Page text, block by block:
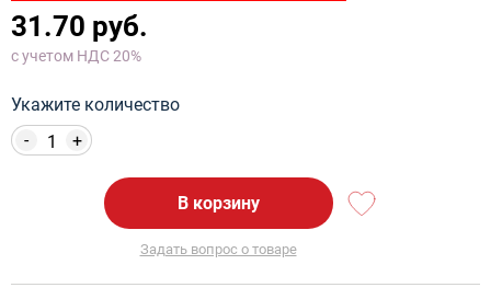
31.70 руб.
с учетом НДС 20%
Укажите количество
+
-
В корзину
Задать вопрос о товаре